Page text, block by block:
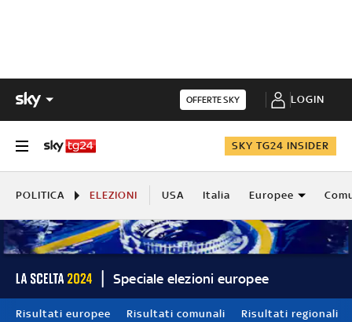
OFFERTE SKY LOGIN
SKY TG24 INSIDER
POLITICA ELEZIONI USA Italia Europee
Speciale elezioni europee
Risultati europee Risultati comunali Risultati regionali